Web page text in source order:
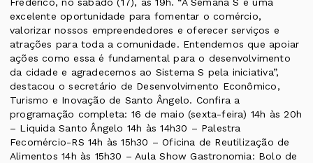
Frederico, no sábado (17), às 19h. “A Semana S é uma
excelente oportunidade para fomentar o comércio,
valorizar nossos empreendedores e oferecer serviços e
atrações para toda a comunidade. Entendemos que apoiar
ações como essa é fundamental para o desenvolvimento
da cidade e agradecemos ao Sistema S pela iniciativa”,
destacou o secretário de Desenvolvimento Econômico,
Turismo e Inovação de Santo Ângelo. Confira a
programação completa: 16 de maio (sexta-feira) 14h às 20h
– Liquida Santo Ângelo 14h às 14h30 – Palestra
Fecomércio-RS 14h às 15h30 – Oficina de Reutilização de
Alimentos 14h às 15h30 – Aula Show Gastronomia: Bolo de